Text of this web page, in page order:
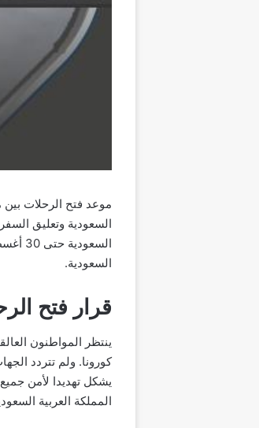
السعودية وتعليق
السعودية.
قرار فتح
ينتظر المواطنون
كورونا. ولم تتردد
يشكل تهديدا لأمن
المملكة العربية السعودية ابتداء من 1/1/